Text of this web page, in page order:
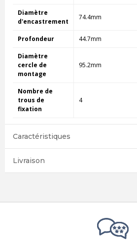
Diamètre
d'encastrement
74.4mm
Profondeur 44.7mm
Diamètre
cercle de
montage
95.2mm
Nombre de
trous de
fixation
4
Caractéristiques
Livraison